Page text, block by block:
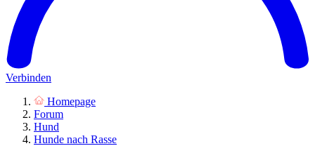
Verbinden
Homepage
Forum
Hund
Hunde nach Rasse